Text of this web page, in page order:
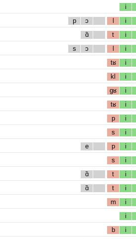
i
p ɔ l i
ɑ̃ t i
s ɔ l i
tʁ i
kl i
gʁ i
tʁ i
p i
s i
e p i
s i
ɑ̃ t i
ɑ̃ t i
m i
i
b i